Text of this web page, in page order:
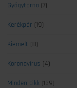
Gyógytorna (7)
Kerékpár (19)
Kiemelt (8)
Koronavírus (4)
Minden cikk (139)